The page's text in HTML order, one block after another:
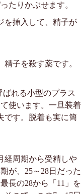
たりかぶせます。
を挿入して、精子が
精子を殺す薬です。
ばれる小型のプラス
使います。一旦装着
です。脱着も実に簡
経周期から受精しや
が、25～28日だった
長の28から「11」を